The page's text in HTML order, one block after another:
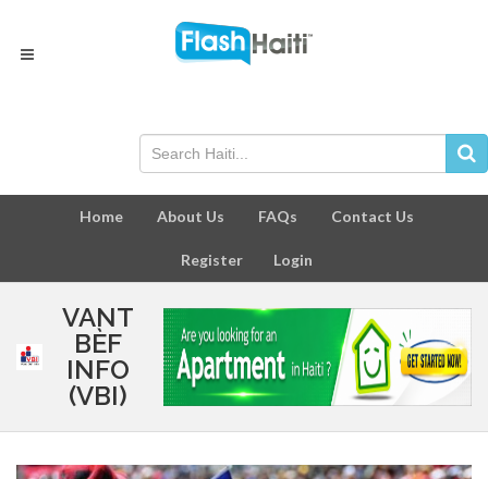
Home About Us FAQs Contact Us
Register Login
VANT
BÈF
INFO
(VBI)